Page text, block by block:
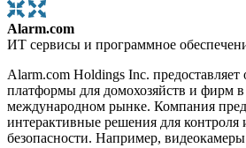
Alarm.com
ИТ сервисы и программное
Alarm.com Holdings Inc.
платформы для домохозяйств и
международном рынке. Компания
интерактивные решения для контроля
безопасности. Например,